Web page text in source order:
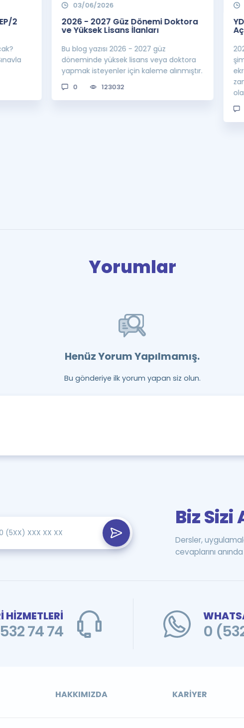
2
03/06/2026
2026 - 2027 Güz Dönemi Doktora
ve Yüksek Lisans İlanları
Bu blog yazısı 2026 - 2027 güz
döneminde yüksek lisans veya doktora
yapmak isteyenler için kaleme alınmıştır.
0 123032
Yorumlar
Henüz Yorum Yapılmamış.
Bu gönderiye ilk yorum yapan siz olun.
Biz Sizi
Dersler,
cevaplarını anında
HİZMETLERİ
74 74 0
HAKKIMIZDA KARIYER